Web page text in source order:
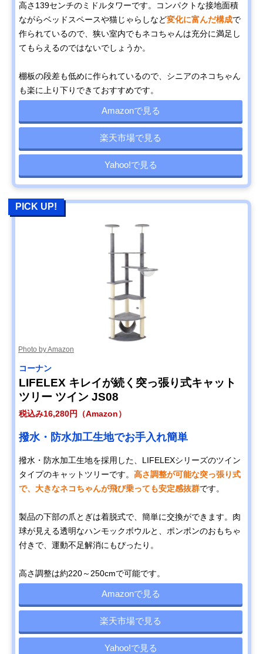
高さ139センチのミドルタワーです。コンパクトな接地面積
ながらベッドスペースや猫じゃらしなど変化に富んだ構成で
作られているので、狭い室内でもネコちゃんは充分に満足し
てもらえるのではないでしょうか。
棚板の段差も低めに作られているので、シニアのネコちゃん
も楽に上り下りできておすすめです。
Amazonで見る
楽天市場で見る
Yahoo!で見る
PICK UP!
Photo by Amazon
コーナン
LIFELEX キレイが続く突っ張り式キャット
ツリー ツイン JS08
税込み16,280円（Amazon）
撥水・防水加工生地でお手入れ簡単
撥水・防水加工生地を採用した、LIFELEXシリーズのツイン
タイプのキャットツリーです。 高さ調整が可能な突っ張り式
で、大きなネコちゃんが飛び乗っても安定感抜群です。
製品の下部の爪とぎは着脱式で、簡単に交換ができます。肉
球が見える透明なハンモックボウルと、ポンポンのおもちゃ
付きで、運動不足解消にもぴったり。
高さ調整は約220～250cmで可能です。
Amazonで見る
楽天市場で見る
Yahoo!で見る